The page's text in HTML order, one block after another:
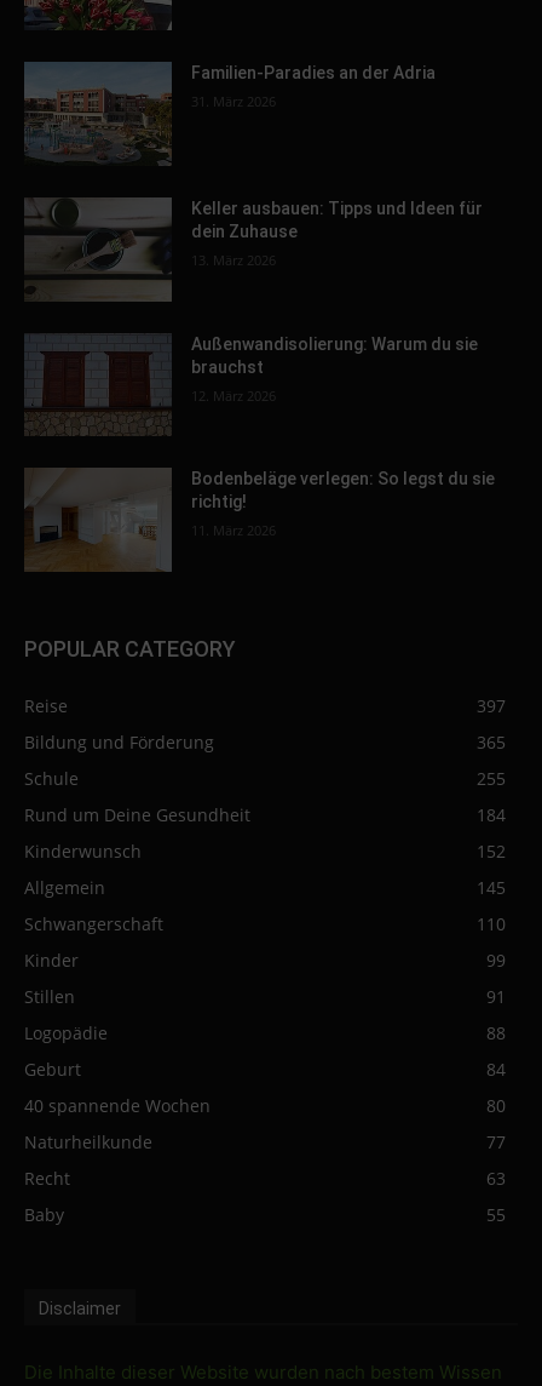
Familien-Paradies an der Adria
31. März 2026
Keller ausbauen: Tipps und Ideen für
dein Zuhause
13. März 2026
Außenwandisolierung: Warum du sie
brauchst
12. März 2026
Bodenbeläge verlegen: So legst du sie
richtig!
11. März 2026
POPULAR CATEGORY
Reise
397
Bildung und Förderung
365
Schule
255
Rund um Deine Gesundheit
184
Kinderwunsch
152
Allgemein
145
Schwangerschaft
110
Kinder
99
Stillen
91
Logopädie
88
Geburt
84
40 spannende Wochen
80
Naturheilkunde
77
Recht
63
Baby
55
Disclaimer
Die Inhalte dieser Website wurden nach bestem Wissen